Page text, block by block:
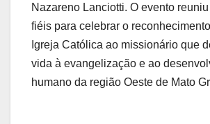
Nazareno Lanciotti. O evento
fiéis para celebrar o
Igreja Católica ao missionário que
vida à evangelização e ao
humano da região Oeste de Mato